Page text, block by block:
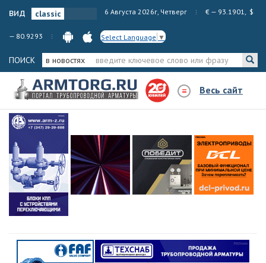
вид 6 Августа 2026г, Четверг € — 93.1901, $
— 80.9293 Select Language ▼
ПОИСК в новостях
Весь сайт